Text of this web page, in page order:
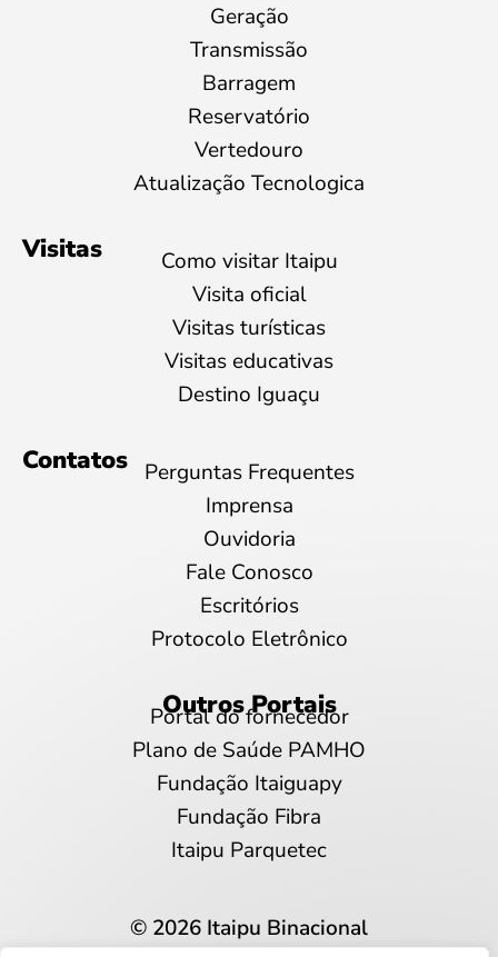
Geração
Transmissão
Barragem
Reservatório
Vertedouro
Atualização Tecnologica
Visitas
Como visitar Itaipu
Visita oficial
Visitas turísticas
Visitas educativas
Destino Iguaçu
Contatos
Perguntas Frequentes
Imprensa
Ouvidoria
Fale Conosco
Escritórios
Protocolo Eletrônico
Outros Portais
Portal do fornecedor
Plano de Saúde PAMHO
Fundação Itaiguapy
Fundação Fibra
Itaipu Parquetec
© 2026 Itaipu Binacional